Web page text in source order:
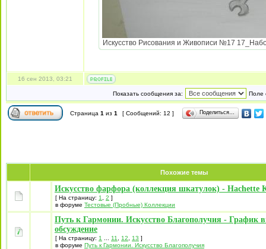
Искусство Рисования и Живописи №17
16 сен 2013, 03:21
Показать сообщения за: Поле
Страница 1 из 1 [ Сообщений: 12 ] Поделиться…
Похожие темы
Искусство фарфора (коллекция шкатулок) - Hachette
[ На страницу: 1 2 ]
в форуме Тестовые (Пробные) Коллекции
Путь к Гармонии. Искусство Благополучия - График
обсуждение
[ На страницу: 1 11 12 13 ]
в форуме Путь к Гармонии. Искусство Благополучия